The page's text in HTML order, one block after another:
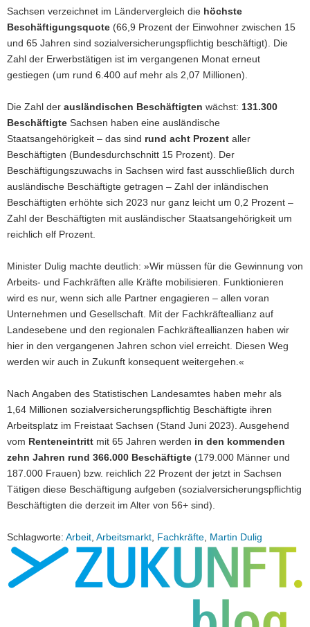
Sachsen verzeichnet im Ländervergleich die höchste
Beschäftigungsquote (66,9 Prozent der Einwohner zwischen 15
und 65 Jahren sind sozialversicherungspflichtig beschäftigt). Die
Zahl der Erwerbstätigen ist im vergangenen Monat erneut
gestiegen (um rund 6.400 auf mehr als 2,07 Millionen).
Die Zahl der ausländischen Beschäftigten wächst: 131.300
Beschäftigte Sachsen haben eine ausländische
Staatsangehörigkeit – das sind rund acht Prozent aller
Beschäftigten (Bundesdurchschnitt 15 Prozent). Der
Beschäftigungszuwachs in Sachsen wird fast ausschließlich durch
ausländische Beschäftigte getragen – Zahl der inländischen
Beschäftigten erhöhte sich 2023 nur ganz leicht um 0,2 Prozent –
Zahl der Beschäftigten mit ausländischer Staatsangehörigkeit um
reichlich elf Prozent.
Minister Dulig machte deutlich: »Wir müssen für die Gewinnung von
Arbeits- und Fachkräften alle Kräfte mobilisieren. Funktionieren
wird es nur, wenn sich alle Partner engagieren – allen voran
Unternehmen und Gesellschaft. Mit der Fachkräfteallianz auf
Landesebene und den regionalen Fachkräfteallianzen haben wir
hier in den vergangenen Jahren schon viel erreicht. Diesen Weg
werden wir auch in Zukunft konsequent weitergehen.«
Nach Angaben des Statistischen Landesamtes haben mehr als
1,64 Millionen sozialversicherungspflichtig Beschäftigte ihren
Arbeitsplatz im Freistaat Sachsen (Stand Juni 2023). Ausgehend
vom Renteneintritt mit 65 Jahren werden in den kommenden
zehn Jahren rund 366.000 Beschäftigte (179.000 Männer und
187.000 Frauen) bzw. reichlich 22 Prozent der jetzt in Sachsen
Tätigen diese Beschäftigung aufgeben (sozialversicherungspflichtig
Beschäftigten die derzeit im Alter von 56+ sind).
Schlagworte: Arbeit, Arbeitsmarkt, Fachkräfte, Martin Dulig